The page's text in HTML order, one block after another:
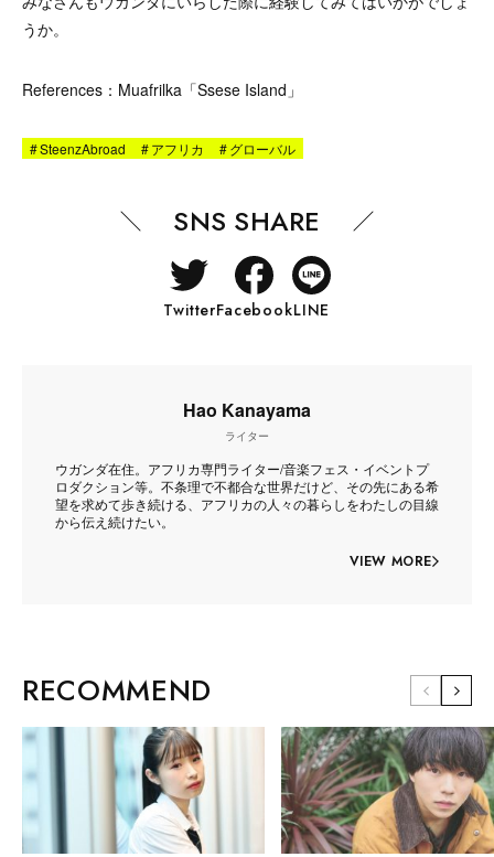
うか。
References：Muafrilka「Ssese Island」
#SteenzAbroad #アフリカ #グローバル
SNS SHARE
TwitterFacebookLINE
Hao Kanayama
ライター
ウガンダ在住。アフリカ専門ライター/音楽フェス・イベントプ
ロダクション等。不条理で不都合な世界だけど、その先にある希
望を求めて歩き続ける、アフリカの人々の暮らしをわたしの目線
から伝え続けたい。
VIEW MORE
RECOMMEND